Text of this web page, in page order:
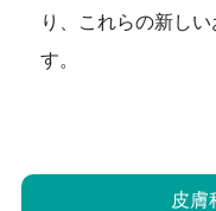
り、これらの新し
す。
皮膚